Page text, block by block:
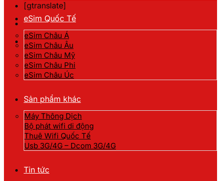
[gtranslate]
eSim Quốc Tế
eSim Châu Á
eSim Châu Âu
eSim Châu Mỹ
eSim Châu Phi
eSim Châu Úc
Sản phẩm khác
Máy Thông Dịch
Bộ phát wifi di động
Thuê Wifi Quốc Tế
Usb 3G/4G – Dcom 3G/4G
Tin tức